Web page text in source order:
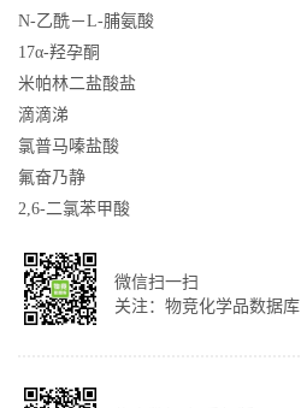
N-乙酰－L-脯氨酸
17α-羟孕酮
米帕林二盐酸盐
滴滴涕
氯普马嗪盐酸
氟奋乃静
2,6-二氯苯甲酸
微信扫一扫
关注：物竞化学品数据库